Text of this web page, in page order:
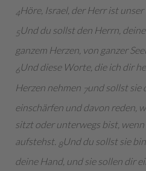
4Höre, Israel, der Herr ist
5Und du sollst den Herrn,
ganzem Herzen, von ganzer
6Und diese Worte, die ich dir
Herzen nehmen 7und sollst sie
einschärfen und davon reden,
sitzt oder unterwegs bist,
aufstehst. 8Und du sollst sie
deine Hand, und sie sollen dir